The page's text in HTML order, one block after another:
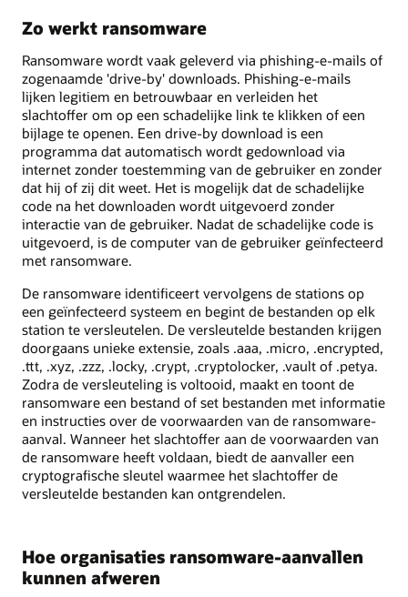
Zo werkt ransomware
Ransomware wordt vaak geleverd via phishing-e-mails of
zogenaamde 'drive-by' downloads. Phishing-e-mails
lijken legitiem en betrouwbaar en verleiden het
slachtoffer om op een schadelijke link te klikken of een
bijlage te openen. Een drive-by download is een
programma dat automatisch wordt gedownload via
internet zonder toestemming van de gebruiker en zonder
dat hij of zij dit weet. Het is mogelijk dat de schadelijke
code na het downloaden wordt uitgevoerd zonder
interactie van de gebruiker. Nadat de schadelijke code is
uitgevoerd, is de computer van de gebruiker geïnfecteerd
met ransomware.
De ransomware identificeert vervolgens de stations op
een geïnfecteerd systeem en begint de bestanden op elk
station te versleutelen. De versleutelde bestanden krijgen
doorgaans unieke extensie, zoals .aaa, .micro, .encrypted,
.ttt, .xyz, .zzz, .locky, .crypt, .cryptolocker, .vault of .petya.
Zodra de versleuteling is voltooid, maakt en toont de
ransomware een bestand of set bestanden met informatie
en instructies over de voorwaarden van de ransomware-
aanval. Wanneer het slachtoffer aan de voorwaarden van
de ransomware heeft voldaan, biedt de aanvaller een
cryptografische sleutel waarmee het slachtoffer de
versleutelde bestanden kan ontgrendelen.
Hoe organisaties ransomware-aanvallen
kunnen afweren